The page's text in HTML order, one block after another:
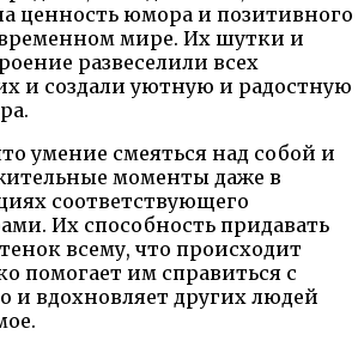
ценность юмора и позитивного
мире. Их шутки и
развеселили всех
и создали уютную и радостную
умение смеяться над собой и
моменты даже в
соответствующего
Их способность придавать
всему, что происходит
помогает им справиться с
и вдохновляет других людей